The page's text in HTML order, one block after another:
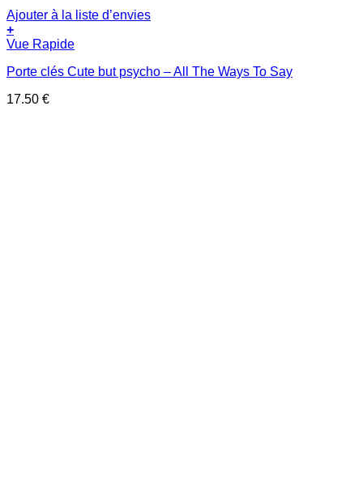
Ajouter à la liste d’envies
+
Vue Rapide
Porte clés Cute but psycho – All The Ways To Say
17.50 €